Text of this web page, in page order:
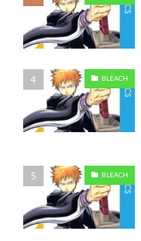
BLEACH
BLEACH